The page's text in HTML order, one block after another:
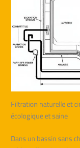
Filtration naturelle et
écologique et saine
Dans un bassin sans